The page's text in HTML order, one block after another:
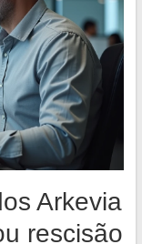
Arkevia
rescisão